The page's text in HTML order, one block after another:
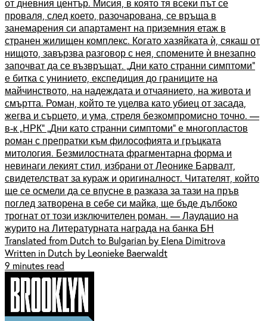
от дневния център. Мисия, в която тя всеки път се
проваля, след което, разочарована, се връща в
занемарения си апартамент на приземния етаж в
странен жилищен комплекс. Когато хазяйката ѝ, сякаш от
нищото, завързва разговор с нея, спомените ѝ внезапно
започват да се възвръщат. „Дни като странни симптоми”
е битка с унинието, експедиция до границите на
майчинството, на надеждата и отчаянието, на живота и
смъртта. Роман, който те уцелва като убиец от засада,
жегва и сърцето, и ума, стреля безкомпромисно точно. —
в-к „НРК” „Дни като странни симптоми” е многопластов
роман с препратки към философията и гръцката
митология. Безмилостната фрагментарна форма и
невинаги лекият стил, избрани от Леонике Барвалт,
свидетелстват за кураж и оригиналност. Читателят, който
ще се осмели да се впусне в разказа за тази на пръв
поглед затворена в себе си майка, ще бъде дълбоко
трогнат от този изключителен роман. — Лаудацио на
журито на Литературната награда на банка БН
Translated from Dutch to Bulgarian by Elena Dimitrova
Written in Dutch by Leonieke Baerwaldt
9 minutes read